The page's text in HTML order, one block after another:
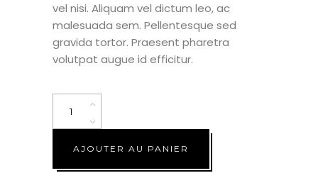
vel nisi. Aliquam vel dictum leo, ac
malesuada sem. Pellentesque sed
gravida tortor. Praesent pharetra
volutpat augue id efficitur.
Quantity
AJOUTER AU PANIER